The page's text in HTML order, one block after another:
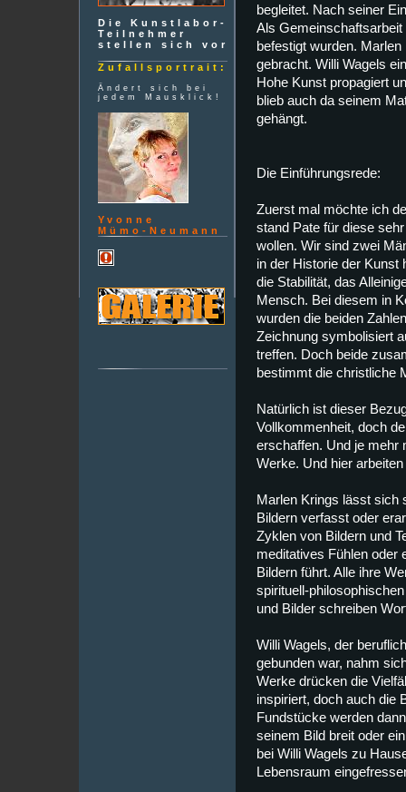
Die Kunstlabor-
Teilnehmer
stellen sich vor
Zufallsportrait:
Ändert sich bei
jedem Mausklick!
Yvonne
Mümo-Neumann
begleitet. Nach seiner
Als
befestigt wurden.
gebracht. Willi Wagels
Hohe Kunst propagiert
blieb auch da seinem
gehängt.
Die Einführungsrede:
Zuerst mal möchte ich
stand Pate für diese
wollen. Wir sind zwei
in der Historie der Kunst
die Stabilität, das
Mensch. Bei diesem in
wurden die beiden
Zeichnung symbolisiert
treffen. Doch beide
bestimmt die christliche
Natürlich ist dieser
Vollkommenheit, doch
erschaffen. Und je mehr
Werke. Und hier
Marlen Krings lässt sich
Bildern verfasst oder
Zyklen von Bildern und
meditatives Fühlen oder
Bildern führt. Alle ihre
spirituell-
und Bilder schreiben
Willi Wagels, der
gebunden war, nahm
Werke drücken die
inspiriert, doch auch die
Fundstücke werden
seinem Bild breit oder
bei Willi Wagels zu
Lebensraum